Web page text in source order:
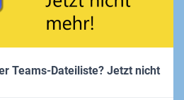
Teams-Dateiliste? Jetzt nicht